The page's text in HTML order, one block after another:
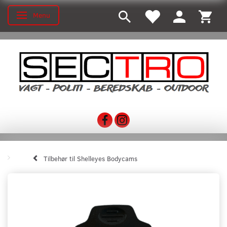
Toggle navigation
Menu
Tilbehør til Shelleyes Bodycams